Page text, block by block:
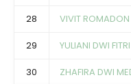
28 VIVIT ROMADON
29 YULIANI DWI FITRI
30 ZHAFIRA DWI